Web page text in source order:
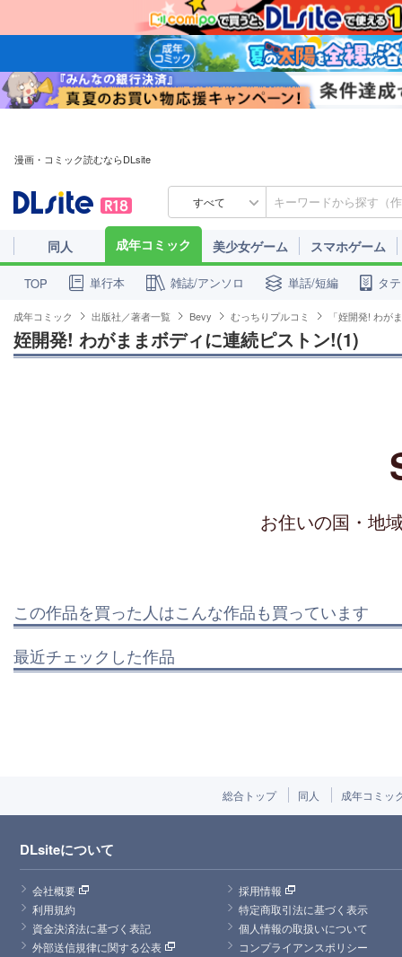
漫画・コミック読むならDLsite
すべて
同人 成年コミック 美少女ゲーム スマホゲーム
TOP 単行本 雑誌/アンソロ 単話/短編 タ
成年コミック 出版社／著者一覧 Bevy むっちりプルコミ 「姪開発! わが
姪開発! わがままボディに連続ピストン!(1)
お住いの国・地
この作品を買った人はこんな作品も買っています
最近チェックした作品
総合トップ 同人 成年コミッ
DLsiteについて
会社概要
採用情報
利用規約
特定商取引法に基づく表示
資金決済法に基づく表記
個人情報の取扱いについて
外部送信規律に関する公表
コンプライアンスポリシー